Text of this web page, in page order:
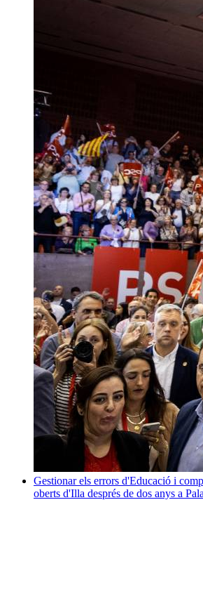
Gestionar els errors d'Educació i
oberts d'Illa després de dos anys a